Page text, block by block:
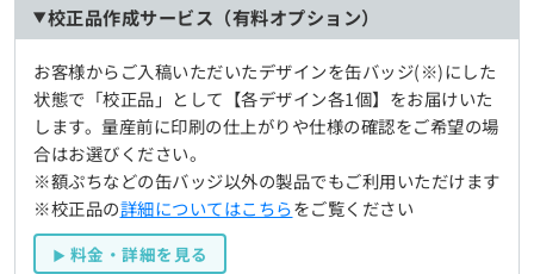
校正品作成サービス（有料オプション）
お客様からご入稿いただいたデザインを缶バッジ(※)にした
状態で「校正品」として【各デザイン各1個】をお届けいた
します。量産前に印刷の仕上がりや仕様の確認をご希望の場
合はお選びください。
※額ぷちなどの缶バッジ以外の製品でもご利用いただけます
※校正品の詳細についてはこちらをご覧ください
料金・詳細を見る